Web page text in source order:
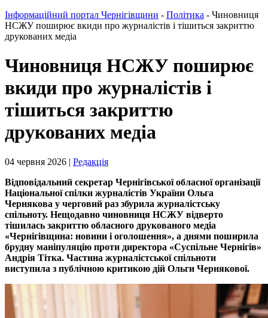
Інформаційний портал Чернігівщини - Політика - Чиновниця
НСЖУ поширює вкиди про журналістів і тішиться закриттю
друкованих медіа
Чиновниця НСЖУ поширює
вкиди про журналістів і
тішиться закриттю
друкованих медіа
04 червня 2026 | Редакція
Відповідальний секретар Чернігівської обласної організації
Національної спілки журналістів України Ольга
Чернякова у черговий раз збурила журналістську
спільноту. Нещодавно чиновниця НСЖУ відверто
тішилась закриттю обласного друкованого медіа
«Чернігівщина: новини і оголошення», а днями поширила
брудну маніпуляцію проти директора «Суспільне Чернігів»
Андрія Тітка. Частина журналістської спільноти
виступила з публічною критикою дій Ольги Чернякової.